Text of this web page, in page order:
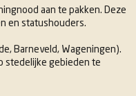
aan te pakken. Deze
en statushouders.
Barneveld, Wageningen).
stedelijke gebieden te